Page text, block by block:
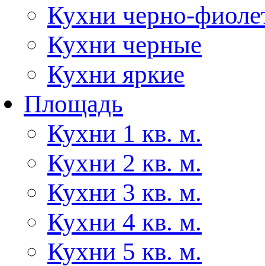
Кухни черно-
Кухни черные
Кухни яркие
Площадь
Кухни 1 кв. м.
Кухни 2 кв. м.
Кухни 3 кв. м.
Кухни 4 кв. м.
Кухни 5 кв. м.